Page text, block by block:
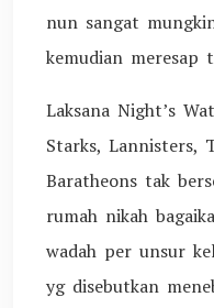
nun sangat
kemudian meresap
Laksana Night’s
Starks, Lannisters,
Baratheons tak
rumah nikah
wadah per unsur
yg disebutkan